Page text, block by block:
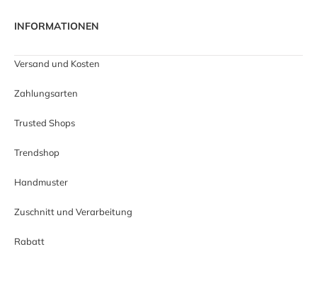
INFORMATIONEN
Versand und Kosten
Zahlungsarten
Trusted Shops
Trendshop
Handmuster
Zuschnitt und Verarbeitung
Rabatt